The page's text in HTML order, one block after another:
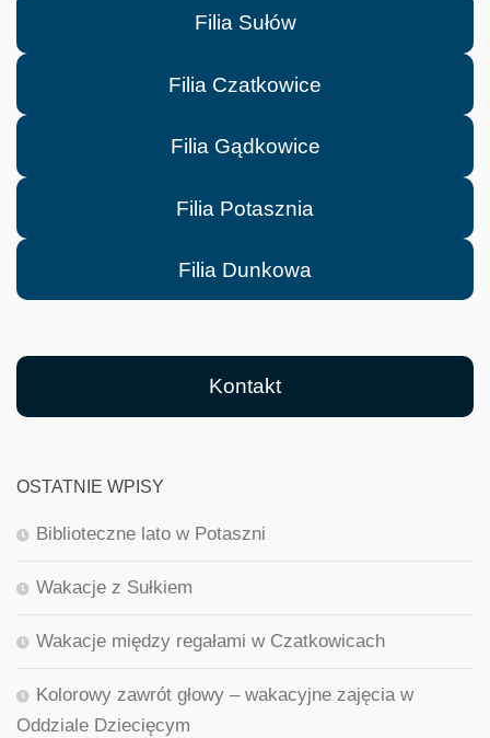
Filia Sułów
Filia Czatkowice
Filia Gądkowice
Filia Potasznia
Filia Dunkowa
Kontakt
OSTATNIE WPISY
Biblioteczne lato w Potaszni
Wakacje z Sułkiem
Wakacje między regałami w Czatkowicach
Kolorowy zawrót głowy – wakacyjne zajęcia w
Oddziale Dziecięcym